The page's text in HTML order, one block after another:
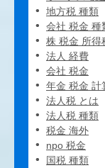
地方税 種類
会社 税金 種
株 税金 所得
法人 経費
会社 税金
年金 税金 計
法人税 とは
法人税 種類
税金 海外
npo 税金
国税 種類